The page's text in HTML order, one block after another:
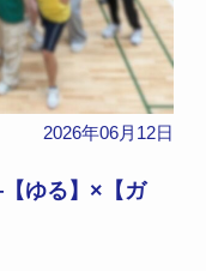
2026年06月12日
ゆる】×【ガ